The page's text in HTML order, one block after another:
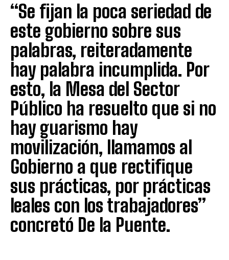
“Se fijan la poca seriedad de
este gobierno sobre sus
palabras, reiteradamente
hay palabra incumplida. Por
esto, la Mesa del Sector
Público ha resuelto que si no
hay guarismo hay
movilización, llamamos al
Gobierno a que rectifique
sus prácticas, por prácticas
leales con los trabajadores”
concretó De la Puente.